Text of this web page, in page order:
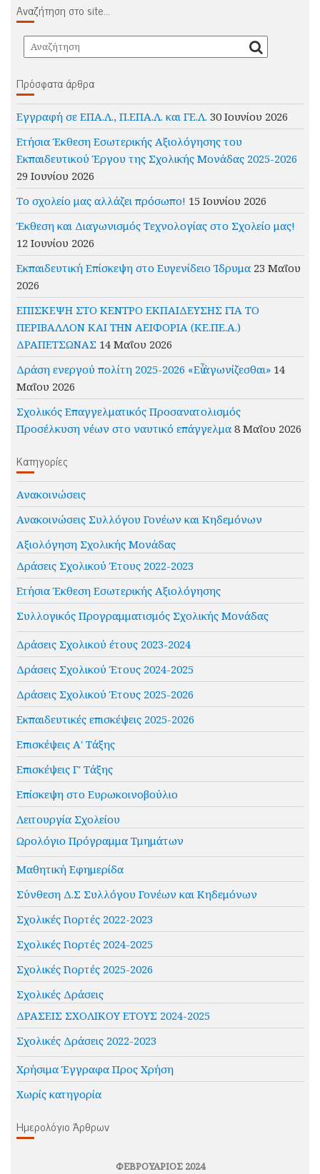
Αναζήτηση στο site…
Πρόσφατα άρθρα
Εγγραφή σε ΕΠΑ.Λ., Π.ΕΠΑ.Λ. και ΓΕ.Λ. 30 Ιουνίου 2026
Ετήσια Έκθεση Εσωτερικής Αξιολόγησης του
Εκπαιδευτικού Έργου της Σχολικής Μονάδας 2025-2026
29 Ιουνίου 2026
Το σχολείο μας αλλάζει πρόσωπο! 15 Ιουνίου 2026
Έκθεση και Διαγωνισμός Τεχνολογίας στο Σχολείο μας!
12 Ιουνίου 2026
Εκπαιδευτική Επίσκεψη στο Ευγενίδειο Ίδρυμα 23 Μαΐου
2026
ΕΠΙΣΚΕΨΗ ΣΤΟ ΚΕΝΤΡΟ ΕΚΠΑΙΔΕΥΣΗΣ ΓΙΑ ΤΟ
ΠΕΡΙΒΑΛΛΟΝ ΚΑΙ ΤΗΝ ΑΕΙΦΟΡΙΑ (ΚΕ.ΠΕ.Α.)
ΔΡΑΠΕΤΣΩΝΑΣ 14 Μαΐου 2026
Δράση ενεργού πολίτη 2025-2026 «Εὖ ἀγωνίζεσθαι» 14
Μαΐου 2026
Σχολικός Επαγγελματικός Προσανατολισμός
Προσέλκυση νέων στο ναυτικό επάγγελμα 8 Μαΐου 2026
Kατηγορίες
Ανακοινώσεις
Ανακοινώσεις Συλλόγου Γονέων και Κηδεμόνων
Αξιολόγηση Σχολικής Μονάδας
Δράσεις Σχολικού Έτους 2022-2023
Ετήσια Έκθεση Εσωτερικής Αξιολόγησης
Συλλογικός Προγραμματισμός Σχολικής Μονάδας
Δράσεις Σχολικού έτους 2023-2024
Δράσεις Σχολικού Έτους 2024-2025
Δράσεις Σχολικού Έτους 2025-2026
Εκπαιδευτικές επισκέψεις 2025-2026
Επισκέψεις Α' Τάξης
Επισκέψεις Γ' Τάξης
Επίσκεψη στο Ευρωκοινοβούλιο
Λειτουργία Σχολείου
Ωρολόγιο Πρόγραμμα Τμημάτων
Μαθητική Εφημερίδα
Σύνθεση Δ.Σ Συλλόγου Γονέων και Κηδεμόνων
Σχολικές Γιορτές 2022-2023
Σχολικές Γιορτές 2024-2025
Σχολικές Γιορτές 2025-2026
Σχολικές Δράσεις
ΔΡΑΣΕΙΣ ΣΧΟΛΙΚΟΥ ΕΤΟΥΣ 2024-2025
Σχολικές Δράσεις 2022-2023
Χρήσιμα Έγγραφα Προς Χρήση
Χωρίς κατηγορία
Ημερολόγιο Άρθρων
ΦΕΒΡΟΥΆΡΙΟΣ 2024